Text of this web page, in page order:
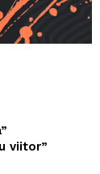
viitor”